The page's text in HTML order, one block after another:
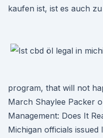
kaufen ist, ist es auch
program, that will not
March Shaylee Packer
Management: Does It
Michigan officials issued